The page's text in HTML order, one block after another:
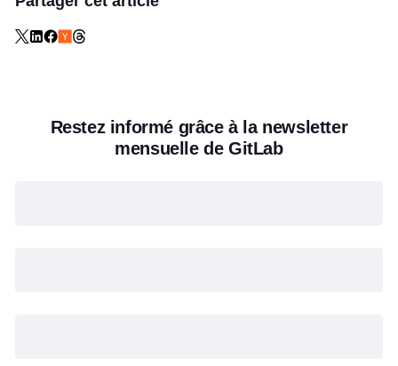
Restez informé grâce à la newsletter
mensuelle de GitLab